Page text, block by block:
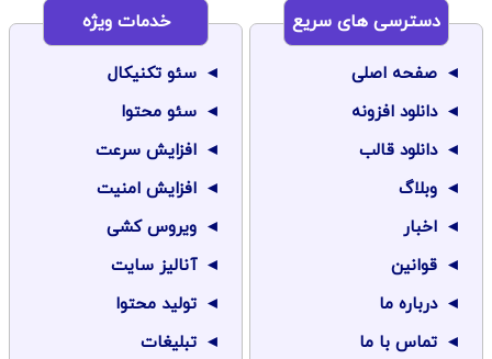
دسترسی های سریع
صفحه اصلی
دانلود افزونه
دانلود قالب
وبلاگ
اخبار
قوانین
درباره ما
تماس با ما
خدمات ویژه
سئو تکنیکال
سئو محتوا
افزایش سرعت
افزایش امنیت
ویروس کشی
آنالیز سایت
تولید محتوا
تبلیغات